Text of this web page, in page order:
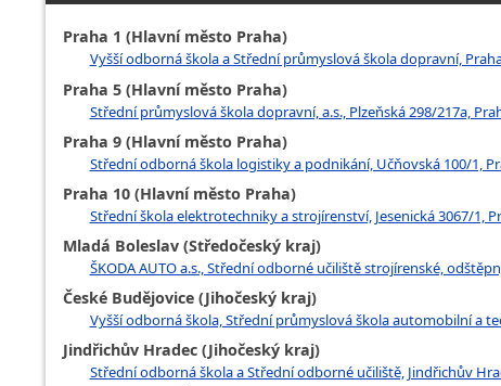
Praha 1 (Hlavní město Praha)
Vyšší odborná škola a Střední průmyslová škola dopravní,
Praha 5 (Hlavní město Praha)
Střední průmyslová škola dopravní, a.s., Plzeňská 298/217a,
Praha 9 (Hlavní město Praha)
Střední odborná škola logistiky a podnikání, Učňovská 100/1,
Praha 10 (Hlavní město Praha)
Střední škola elektrotechniky a strojírenství, Jesenická 3067/1,
Mladá Boleslav (Středočeský kraj)
ŠKODA AUTO a.s., Střední odborné učiliště strojírenské,
České Budějovice (Jihočeský kraj)
Vyšší odborná škola, Střední průmyslová škola automobilní a
Jindřichův Hradec (Jihočeský kraj)
Střední odborná škola a Střední odborné učiliště, Jindřichův